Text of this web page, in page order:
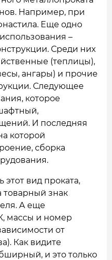
Например, при
Еще одно
–
Среди них
(теплицы),
ангары) и прочие
Следующее
которое
И последняя
которой
сборка
этот вид проката,
знак
А еще
массы и номер
от
Как видите
и это только